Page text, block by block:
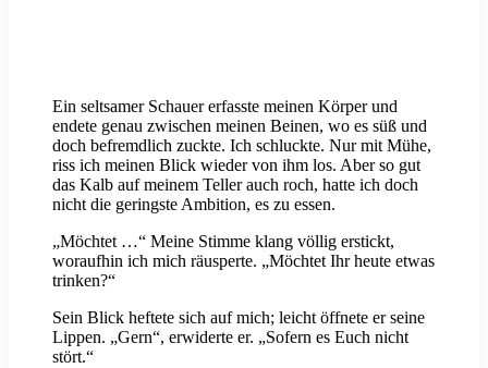
Ein seltsamer Schauer erfasste meinen Körper und
endete genau zwischen meinen Beinen, wo es süß und
doch befremdlich zuckte. Ich schluckte. Nur mit Mühe,
riss ich meinen Blick wieder von ihm los. Aber so gut
das Kalb auf meinem Teller auch roch, hatte ich doch
nicht die geringste Ambition, es zu essen.
„Möchtet …“ Meine Stimme klang völlig erstickt,
woraufhin ich mich räusperte. „Möchtet Ihr heute etwas
trinken?“
Sein Blick heftete sich auf mich; leicht öffnete er seine
Lippen. „Gern“, erwiderte er. „Sofern es Euch nicht
stört.“